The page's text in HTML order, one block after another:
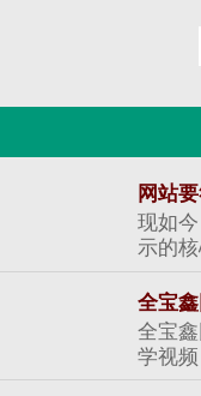
网站
现如
示的
全宝
全宝
学视